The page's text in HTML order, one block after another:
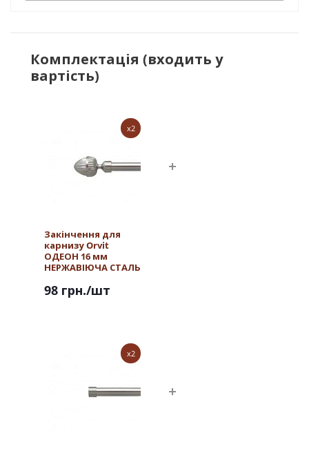
Комплектація (входить у
вартість)
x2
Закінчення для
карнизу Orvit
ОДЕОН 16 мм
НЕРЖАВІЮЧА СТАЛЬ
98 грн./шт
x2